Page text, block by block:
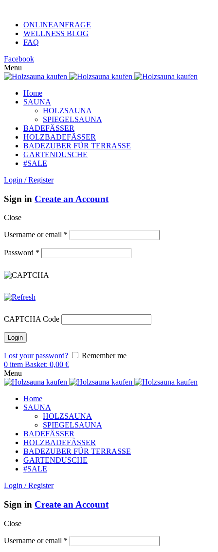
ONLINEANFRAGE
WELLNESS BLOG
FAQ
Facebook
Menu
Home
SAUNA
HOLZSAUNA
SPIEGELSAUNA
BADEFÄSSER
HOLZBADEFÄSSER
BADEZUBER FÜR TERRASSE
GARTENDUSCHE
#SALE
Login / Register
Sign in Create an Account
Close
Username or email *
Password *
CAPTCHA Code
Lost your password?
Remember me
0 item Basket: 0,00 €
Menu
Home
SAUNA
HOLZSAUNA
SPIEGELSAUNA
BADEFÄSSER
HOLZBADEFÄSSER
BADEZUBER FÜR TERRASSE
GARTENDUSCHE
#SALE
Login / Register
Sign in Create an Account
Close
Username or email *